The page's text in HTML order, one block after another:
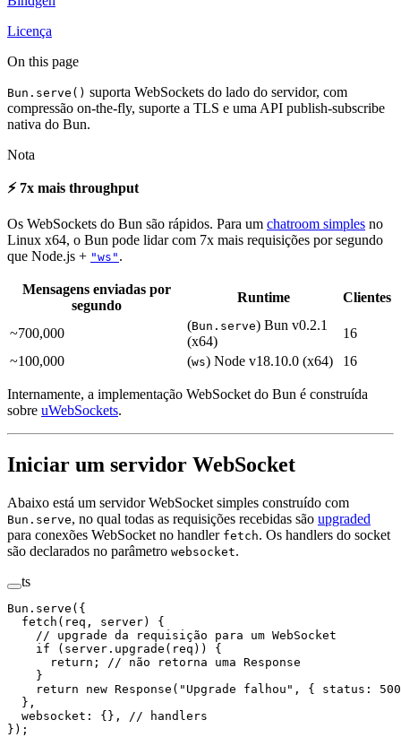
Licença
On this page
Bun.serve() suporta WebSockets do lado do servidor, com
compressão on-the-fly, suporte a TLS e uma API publish-subscribe
nativa do Bun.
Nota
⚡️ 7x mais throughput
Os WebSockets do Bun são rápidos. Para um chatroom simples no
Linux x64, o Bun pode lidar com 7x mais requisições por segundo
que Node.js + "ws" .
Mensagens enviadas por
segundo
Runtime Clientes
~700,000
(Bun.serve) Bun v0.2.1
(x64)
16
~100,000
(ws) Node v18.10.0 (x64) 16
Internamente, a implementação WebSocket do Bun é construída
sobre uWebSockets.
Iniciar um servidor WebSocket
Abaixo está um servidor WebSocket simples construído com
Bun.serve, no qual todas as requisições recebidas são upgraded
para conexões WebSocket no handler fetch. Os handlers do socket
são declarados no parâmetro websocket.
ts
Bun. serve ({
  fetch
( req , server) {
    // upgrade da requisição para um WebSocket
    if
(server. upgrade (req)) {
      return
;
// não retorna uma Response
    }
    return
new Response ( "Upgrade falhou" , { status: 500
  },
  websocket: {},
// handlers
});